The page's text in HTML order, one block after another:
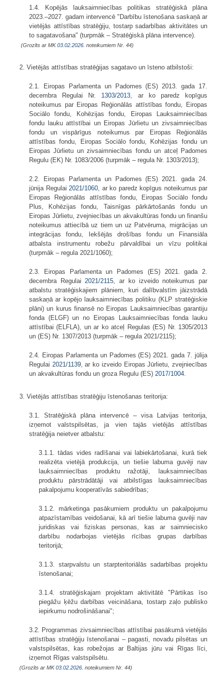
1.4. Kopējās lauksaimniecības politikas stratēģiskā plāna
2023.–2027. gadam intervencē "Darbību īstenošana saskaņā ar
vietējās attīstības stratēģiju, tostarp sadarbības aktivitātes un
to sagatavošana" (turpmāk – Stratēģiskā plāna intervence).
(Grozīts ar MK03.02.2026. noteikumiem Nr. 44)
2. Vietējās attīstības stratēģijas sagatavo un īsteno atbilstoši:
2.1. Eiropas Parlamenta un Padomes (ES) 2013. gada 17.
decembra Regulai Nr. 1303/2013 , ar ko paredz kopīgus
noteikumus par Eiropas Reģionālās attīstības fondu, Eiropas
Sociālo fondu, Kohēzijas fondu, Eiropas Lauksaimniecības
fondu lauku attīstībai un Eiropas Jūrlietu un zivsaimniecības
fondu un vispārīgus noteikumus par Eiropas Reģionālās
attīstības fondu, Eiropas Sociālo fondu, Kohēzijas fondu un
Eiropas Jūrlietu un zivsaimniecības fondu un atceļ Padomes
Regulu (EK) Nr. 1083/2006 (turpmāk – regula Nr. 1303/2013);
2.2. Eiropas Parlamenta un Padomes (ES) 2021. gada 24.
jūnija Regulai 2021/1060 , ar ko paredz kopīgus noteikumus par
Eiropas Reģionālās attīstības fondu, Eiropas Sociālo fondu
Plus, Kohēzijas fondu, Taisnīgas pārkārtošanās fondu un
Eiropas Jūrlietu, zvejniecības un akvakultūras fondu un finanšu
noteikumus attiecībā uz tiem un uz Patvēruma, migrācijas un
integrācijas fondu, Iekšējās drošības fondu un Finansiāla
atbalsta instrumentu robežu pārvaldībai un vīzu politikai
(turpmāk – regula 2021/1060);
2.3. Eiropas Parlamenta un Padomes (ES) 2021. gada 2.
decembra Regulai​ 2021/2115 , ar ko izveido noteikumus par
atbalstu stratēģiskajiem plāniem, kuri dalībvalstīm jāizstrādā
saskaņā ar kopējo lauksaimniecības politiku (KLP stratēģiskie
plāni) un kurus finansē no Eiropas Lauksaimniecības garantiju
fonda (ELGF) un no Eiropas Lauksaimniecības fonda lauku
attīstībai (ELFLA), un ar ko atceļ Regulas (ES) Nr. 1305/2013
un (ES) Nr. 1307/2013 (turpmāk – regula 2021/2115);
2.4. Eiropas Parlamenta un Padomes (ES) 2021. gada 7. jūlija
Regulai 2021/1139, ar ko izveido Eiropas Jūrlietu, zvejniecības
un akvakultūras fondu un groza Regulu (ES) 2017/1004
3. Vietējās attīstības stratēģiju īstenošanas teritorija:
3.1. Stratēģiskā plāna intervencē – visa Latvijas teritorija,
izņemot valstspilsētas, ja vien tajās vietējās attīstības
stratēģija neietver atbalstu:
3.1.1. tādas vides radīšanai vai labiekārtošanai, kurā tiek
realizēta vietējā produkcija, un tiešie labuma guvēji nav
lauksaimniecības produktu ražotāji, lauksaimniecības
produktu pārstrādātāji vai atbilstīgas lauksaimniecības
pakalpojumu kooperatīvās sabiedrības;
3.1.2. mārketinga pasākumiem produktu un pakalpojumu
atpazīstamības veidošanai, kā arī tiešie labuma guvēji nav
juridiskas vai fiziskas personas, kas ar saimniecisko
darbību nodarbojas vietējās rīcības grupas darbības
teritorijā;
3.1.3. starpvalstu un starpteritoriālās sadarbības projektu
īstenošanai;
3.1.4. stratēģiskajam projektam aktivitātē "Pārtikas īso
piegāžu ķēžu darbības veicināšana, tostarp zaļo publisko
iepirkumu nodrošināšanai";
3.2. Programmas zivsaimniecības attīstībai pasākumā vietējās
attīstības stratēģiju īstenošanai – pagasti, novadu pilsētas un
valstspilsētas, kas robežojas ar Baltijas jūru vai Rīgas līci,
izņemot Rīgas valstspilsētu.
(Grozīts ar MK03.02.2026. noteikumiem Nr. 44)